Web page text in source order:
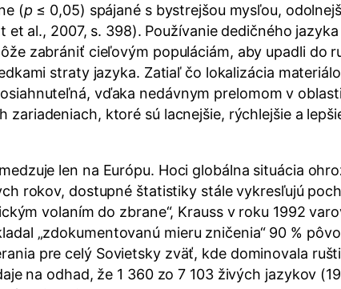
(p ≤ 0,05) spájané s bystrejšou mysľou,
et al., 2007, s. 398). Používanie dedičného
zabrániť cieľovým populáciám, aby upadli do
straty jazyka. Zatiaľ čo lokalizácia
vďaka nedávnym prelomom v
zariadeniach, ktoré sú lacnejšie, rýchlejšie a
len na Európu. Hoci globálna situácia
rokov, dostupné štatistiky stále vykresľujú
volaním do zbrane“, Krauss v roku 1992
„zdokumentovanú mieru zničenia“ 90 %
pre celý Sovietsky zväť, kde dominovala
na odhad, že 1 360 zo 7 103 živých jazykov